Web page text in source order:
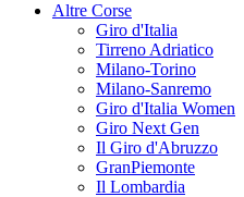
Altre Corse
Giro d'Italia
Tirreno Adriatico
Milano-Torino
Milano-Sanremo
Giro d'Italia Women
Giro Next Gen
Il Giro d'Abruzzo
GranPiemonte
Il Lombardia